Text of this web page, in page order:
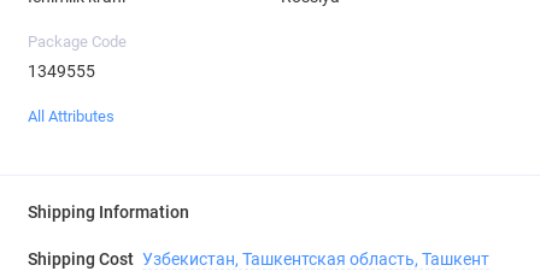
Package Code
1349555
All Attributes
Shipping Information
Shipping Cost Узбекистан, Ташкентская область, Ташкент